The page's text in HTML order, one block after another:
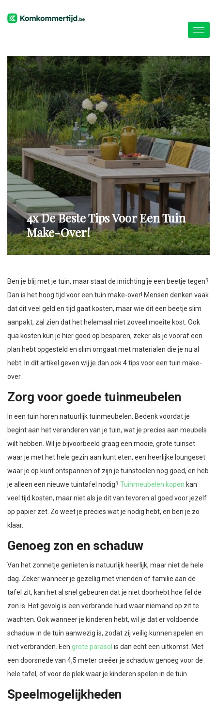
4x De Beste Tips Voor Een Tuin
Make-Over!
Ben je blij met je tuin, maar staat de inrichting je een beetje tegen?
Dan is het hoog tijd voor een tuin make-over! Mensen denken vaak
dat dit veel geld en tijd gaat kosten, maar wie dit een beetje slim
aanpakt, zal zien dat het helemaal niet zoveel moeite kost. Ook
qua kosten kun je hier goed op besparen, zeker als je vooraf een
plan hebt opgesteld en slim omgaat met materialen die je nu al
hebt. In dit artikel geven wij je dan ook 4 tips voor een tuin make-
over.
Zorg voor goede tuinmeubelen
In een tuin horen natuurlijk tuinmeubelen. Bedenk voordat je
begint aan het veranderen van je tuin, wat je precies aan meubels
wilt hebben. Wil je bijvoorbeeld graag een mooie, grote tuinset
waar je met het hele gezin aan kunt eten, een heerlijke loungeset
waar je op kunt ontspannen of zijn je tuinstoelen nog goed, en heb
je alleen een nieuwe tuintafel nodig? Tuinmeubelen kopen kan
veel tijd kosten, maar niet als je dit van tevoren al goed voor jezelf
op papier zet. Zo weet je precies wat je nodig hebt, en ben je zo
klaar.
Genoeg zon en schaduw
Van het zonnetje genieten is natuurlijk heerlijk, maar niet de hele
dag. Zeker wanneer je gezellig met vrienden of familie aan de
tafel zit, kan het al snel gebeuren dat je niet doorhebt hoe fel de
zon is. Het gevolg is een verbrande huid waar niemand op zit te
wachten. Ook wanneer je kinderen hebt, wil je dat er voldoende
schaduw in de tuin aanwezig is, zodat zij veilig kunnen spelen en
niet verbranden. Een grote parasol is dan echt een uitkomst. Met
een doorsnede van 4,5 meter creëer je schaduw genoeg voor de
hele tafel, of voor de plek waar je kinderen spelen in de tuin.
Speelmogelijkheden